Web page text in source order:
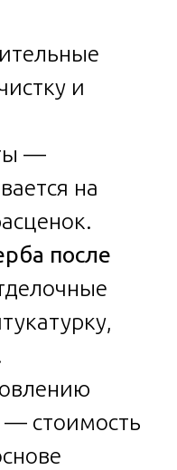
и
—
на
после
стоимость